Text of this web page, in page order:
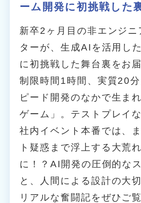
ーム開発に初挑戦した
新卒2ヶ月目の非エンジニ
ターが、生成AIを活用し
に初挑戦した舞台裏をお
制限時間1時間、実質20
ピード開発のなかで生ま
ゲーム」。テストプレイ
社内イベント本番では、
ト疑惑まで浮上する大荒
に！？AI開発の圧倒的な
と、人間による設計の大
リアルな奮闘記をぜひご